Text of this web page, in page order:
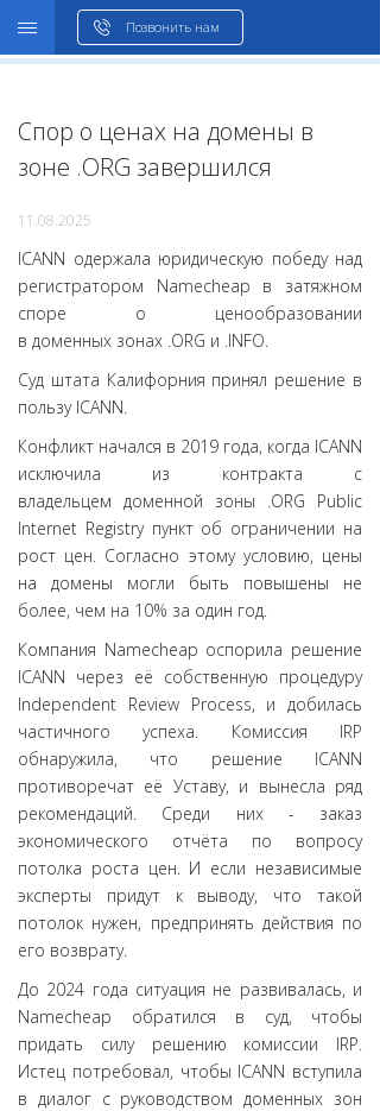
Позвонить нам
Спор о ценах на домены в
зоне .ORG завершился
11.08.2025
ICANN одержала юридическую победу над
регистратором Namecheap в затяжном
споре о ценообразовании
в доменных зонах .ORG и .INFO.
Суд штата Калифорния принял решение в
пользу ICANN.
Конфликт начался в 2019 года, когда ICANN
исключила из контракта с
владельцем доменной зоны .ORG Public
Internet Registry пункт об ограничении на
рост цен. Согласно этому условию, цены
на домены могли быть повышены не
более, чем на 10% за один год.
Компания Namecheap оспорила решение
ICANN через её собственную процедуру
Independent Review Process, и добилась
частичного успеха. Комиссия IRP
обнаружила, что решение ICANN
противоречат её Уставу, и вынесла ряд
рекомендаций. Среди них - заказ
экономического отчёта по вопросу
потолка роста цен. И если независимые
эксперты придут к выводу, что такой
потолок нужен, предпринять действия по
его возврату.
До 2024 года ситуация не развивалась, и
Namecheap обратился в суд, чтобы
придать силу решению комиссии IRP.
Истец потребовал, чтобы ICANN вступила
в диалог с руководством доменных зон